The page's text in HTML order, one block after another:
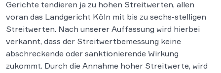
Gerichte tendieren ja zu hohen Streitwerten, allen
voran das Landgericht Köln mit bis zu sechs-stelligen
Streitwerten. Nach unserer Auffassung wird hierbei
verkannt, dass der Streitwertbemessung keine
abschreckende oder sanktionierende Wirkung
zukommt. Durch die Annahme hoher Streitwerte, wird